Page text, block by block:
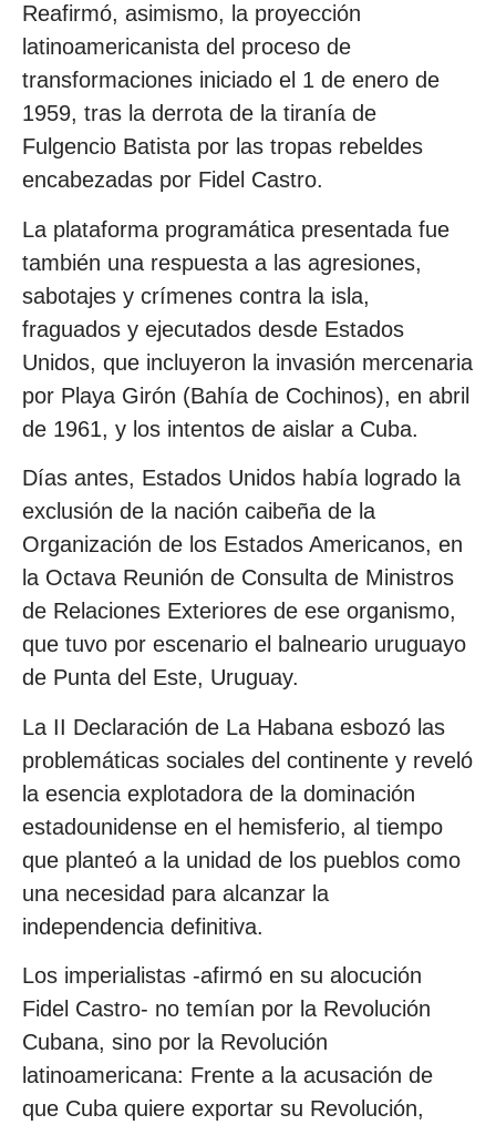
Reafirmó, asimismo, la proyección
latinoamericanista del proceso de
transformaciones iniciado el 1 de enero de
1959, tras la derrota de la tiranía de
Fulgencio Batista por las tropas rebeldes
encabezadas por Fidel Castro.
La plataforma programática presentada fue
también una respuesta a las agresiones,
sabotajes y crímenes contra la isla,
fraguados y ejecutados desde Estados
Unidos, que incluyeron la invasión mercenaria
por Playa Girón (Bahía de Cochinos), en abril
de 1961, y los intentos de aislar a Cuba.
Días antes, Estados Unidos había logrado la
exclusión de la nación caibeña de la
Organización de los Estados Americanos, en
la Octava Reunión de Consulta de Ministros
de Relaciones Exteriores de ese organismo,
que tuvo por escenario el balneario uruguayo
de Punta del Este, Uruguay.
La II Declaración de La Habana esbozó las
problemáticas sociales del continente y reveló
la esencia explotadora de la dominación
estadounidense en el hemisferio, al tiempo
que planteó a la unidad de los pueblos como
una necesidad para alcanzar la
independencia definitiva.
Los imperialistas -afirmó en su alocución
Fidel Castro- no temían por la Revolución
Cubana, sino por la Revolución
latinoamericana: Frente a la acusación de
que Cuba quiere exportar su Revolución,